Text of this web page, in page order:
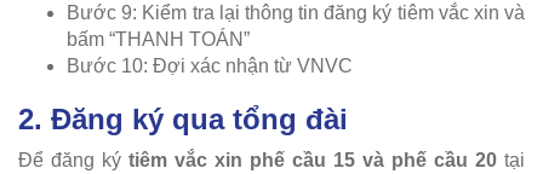
Bước 9: Kiểm tra lại thông tin đăng ký tiêm vắc xin và
bấm “THANH TOÁN”
Bước 10: Đợi xác nhận từ VNVC
2. Đăng ký qua tổng đài
Để đăng ký tiêm vắc xin phế cầu 15 và phế cầu 20 tại